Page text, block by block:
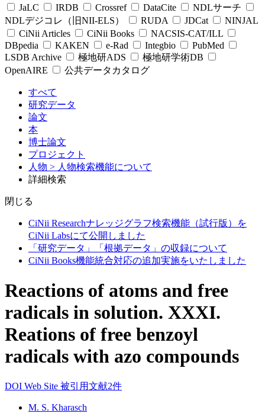
JaLC
IRDB Crossref DataCite
NDLサーチ
NDLデジコレ（旧NII-ELS）
RUDA JDCat
NINJAL
CiNii Articles
CiNii Books
NACSIS-CAT/ILL
DBpedia
KAKEN e-Rad Integbio
PubMed
LSDB Archive
極地研ADS
極地研学術DB
OpenAIRE
公共データカタログ
すべて
研究データ
論文
本
博士論文
プロジェクト
人物 > 人物検索機能について
詳細検索
閉じる
CiNii Researchナレッジグラフ検索機能（試行版）を
CiNii Labsにて公開しました
「研究データ」「根拠データ」の収録について
CiNii Books機能統合対応の追加実施をいたしました
Reactions of atoms and free
radicals in solution. XXXI.
Reations of free benzoyl
radicals with azo compounds
DOI Web Site 被引用文献2件
M. S. Kharasch